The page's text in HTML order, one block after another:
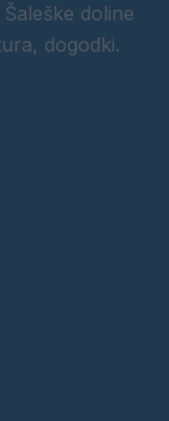
doline
dogodki.